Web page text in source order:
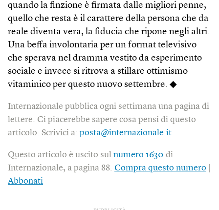
quando la finzione è firmata dalle migliori penne,
quello che resta è il carattere della persona che da
reale diventa vera, la fiducia che ripone negli altri.
Una beffa involontaria per un format televisivo
che sperava nel dramma vestito da esperimento
sociale e invece si ritrova a stillare ottimismo
vitaminico per questo nuovo settembre. ◆
Internazionale pubblica ogni settimana una pagina di
lettere. Ci piacerebbe sapere cosa pensi di questo
articolo. Scrivici a: posta@internazionale.it
Questo articolo è uscito sul numero 1630 di
Internazionale, a pagina 88. Compra questo numero
Abbonati